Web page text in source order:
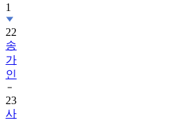
1
22
송
가
인
23
사